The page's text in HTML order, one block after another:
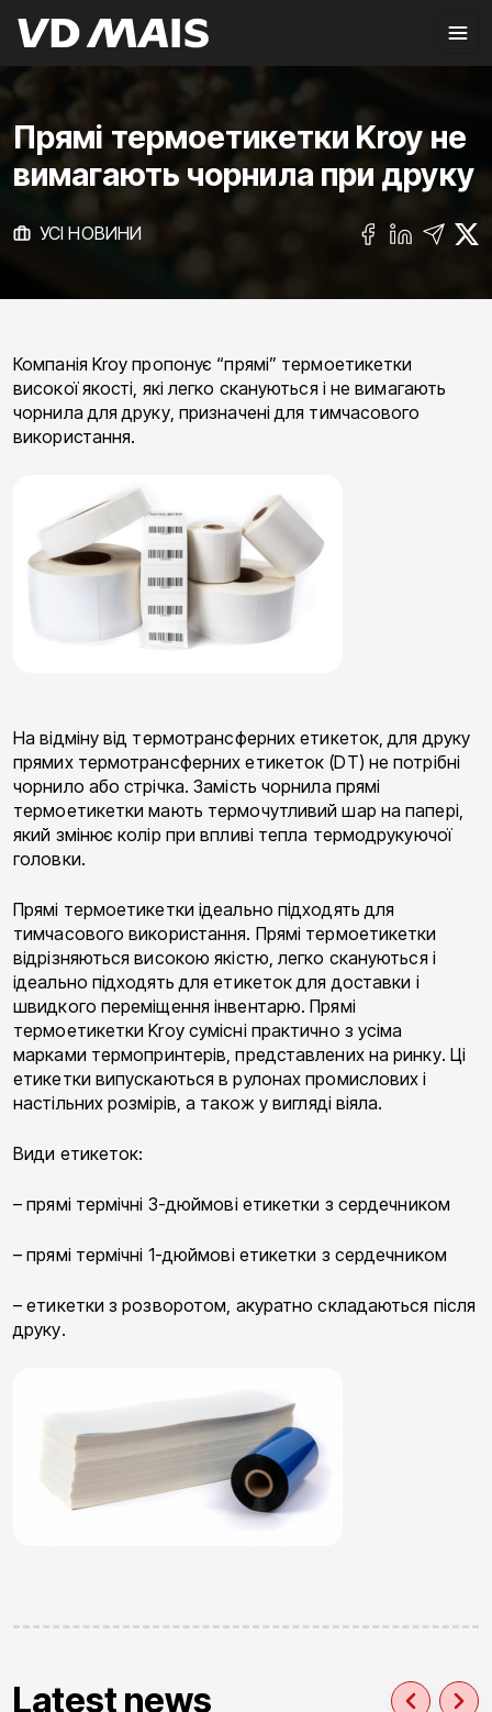
Прямі термоетикетки Kroy не
вимагають чорнила при друку
УСІ НОВИНИ
Компанія Kroy пропонує “прямі” термоетикетки
високої якості, які легко скануються і не вимагають
чорнила для друку, призначені для тимчасового
використання.
На відміну від термотрансферних етикеток, для друку
прямих термотрансферних етикеток (DT) не потрібні
чорнило або стрічка. Замість чорнила прямі
термоетикетки мають термочутливий шар на папері,
який змінює колір при впливі тепла термодрукуючої
головки.
Прямі термоетикетки ідеально підходять для
тимчасового використання. Прямі термоетикетки
відрізняються високою якістю, легко скануються і
ідеально підходять для етикеток для доставки і
швидкого переміщення інвентарю. Прямі
термоетикетки Kroy сумісні практично з усіма
марками термопринтерів, представлених на ринку. Ці
етикетки випускаються в рулонах промислових і
настільних розмірів, а також у вигляді віяла.
Види етикеток:
– прямі термічні 3-дюймові етикетки з сердечником
– прямі термічні 1-дюймові етикетки з сердечником
– етикетки з розворотом, акуратно складаються після
друку.
Latest news